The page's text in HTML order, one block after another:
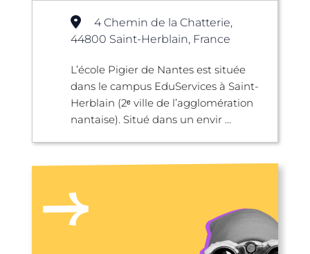
4 Chemin de la Chatterie,
44800 Saint-Herblain, France
L’école Pigier de Nantes est située
dans le campus EduServices à Saint-
Herblain (2ᵉ ville de l’agglomération
nantaise). Situé dans un envir ...